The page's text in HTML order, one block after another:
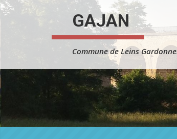
Skip to content
GAJAN
Commune de Leins